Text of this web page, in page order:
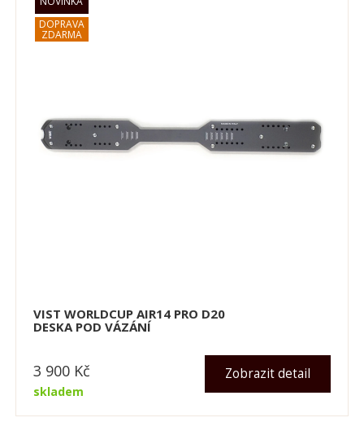
VIST WORLDCUP AIR14 PRO D20
DESKA POD VÁZÁNÍ
skladem
Zobrazit detail
3 900 Kč